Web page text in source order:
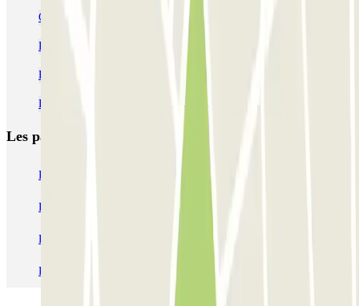
Circuler et se garer dans Madrid Central
Parkings à la gare de Madrid-Atocha
Parking Aéroport Madrid-Barajas à partir de 1,75 € | Parclick
Parking aéroport Madrid Terminal 4 pas cher
Les parkings les plus réservés
Parking Paris Parking Gare de Lyon Parking Gare Montparnasse
Parking Charles de Gaulle - Roissy Aeroport
Parking Aéroport Roland Garros La Réunion P4 Longue Durée
Parking Aéroport Barcelone Parking Aéroport Beauvais